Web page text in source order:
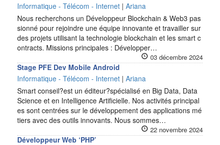
Informatique - Télécom - Internet | Ariana
Nous recherchons un Développeur Blockchain & Web3 pas
sionné pour rejoindre une équipe innovante et travailler sur
des projets utilisant la technologie blockchain et les smart c
ontracts. Missions principales : Développer…
03 décembre 2024
Stage PFE Dev Mobile Android
Informatique - Télécom - Internet | Ariana
Smart conseil?est un éditeur?spécialisé en Big Data, Data
Science et en Intelligence Artificielle. Nos activités principal
es sont centrées sur le développement des applications mé
tiers avec des outils innovants. Nous sommes…
22 novembre 2024
Développeur Web ‘PHP’